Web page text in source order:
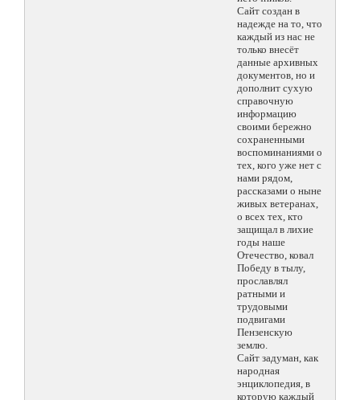
Сайт создан в
надежде на то, что
каждый из нас не
только внесёт
данные архивных
документов, но и
дополнит сухую
справочную
информацию
своими бережно
сохраненными
воспоминаниями о
тех, кого уже нет с
нами рядом,
рассказами о ныне
живых ветеранах,
о всех тех, кто
защищал в лихие
годы наше
Отечество, ковал
Победу в тылу,
прославлял
ратными и
трудовыми
подвигами
Пензенскую
землю.
Сайт задуман, как
народная
энциклопедия, в
которую каждый